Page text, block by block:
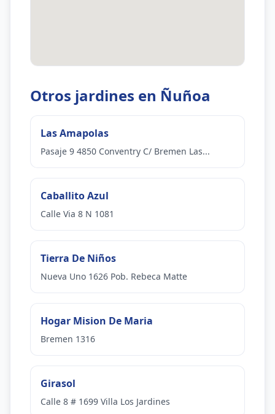
Otros jardines en Ñuñoa
Las Amapolas
Pasaje 9 4850 Conventry C/ Bremen Las...
Caballito Azul
Calle Via 8 N 1081
Tierra De Niños
Nueva Uno 1626 Pob. Rebeca Matte
Hogar Mision De Maria
Bremen 1316
Girasol
Calle 8 # 1699 Villa Los Jardines